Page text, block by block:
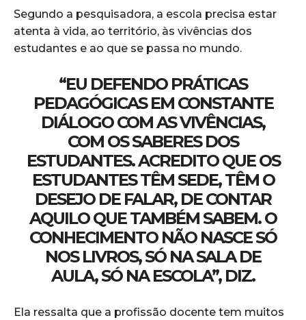
Segundo a pesquisadora, a escola precisa estar
atenta à vida, ao território, às vivências dos
estudantes e ao que se passa no mundo.
“EU DEFENDO PRÁTICAS
PEDAGÓGICAS EM CONSTANTE
DIÁLOGO COM AS VIVÊNCIAS,
COM OS SABERES DOS
ESTUDANTES. ACREDITO QUE OS
ESTUDANTES TÊM SEDE, TÊM O
DESEJO DE FALAR, DE CONTAR
AQUILO QUE TAMBÉM SABEM. O
CONHECIMENTO NÃO NASCE SÓ
NOS LIVROS, SÓ NA SALA DE
AULA, SÓ NA ESCOLA”, DIZ.
Ela ressalta que a profissão docente tem muitos